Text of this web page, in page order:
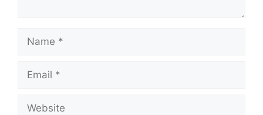
Name
Email
Website